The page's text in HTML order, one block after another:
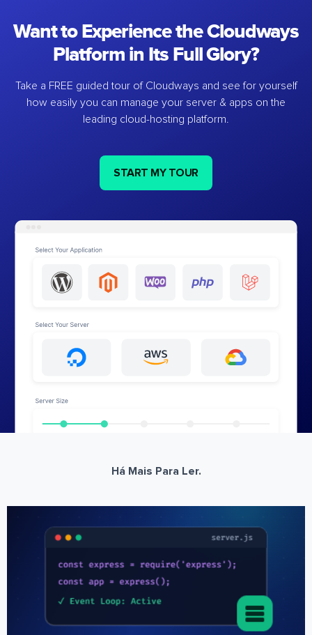
Want to Experience the Cloudways
Platform in Its Full Glory?
Take a FREE guided tour of Cloudways and see for yourself
how easily you can manage your server & apps on the
leading cloud-hosting platform.
START MY TOUR
Há Mais Para Ler.